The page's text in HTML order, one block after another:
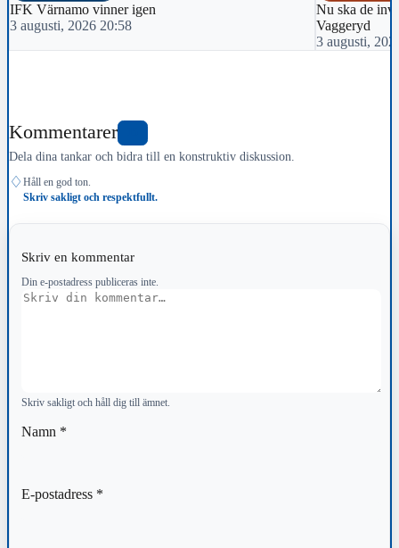
IFK Värnamo vinner igen
3 augusti, 2026 20:58
Nu ska de
Vaggeryd
3 augusti,
Kommentarer
Dela dina tankar och bidra till en konstruktiv diskussion.
♢ Håll en god ton.
Skriv sakligt och respektfullt.
Skriv en kommentar
Din e-postadress publiceras inte.
Kommentar
Skriv sakligt och håll dig till ämnet.
Namn *
E-postadress *